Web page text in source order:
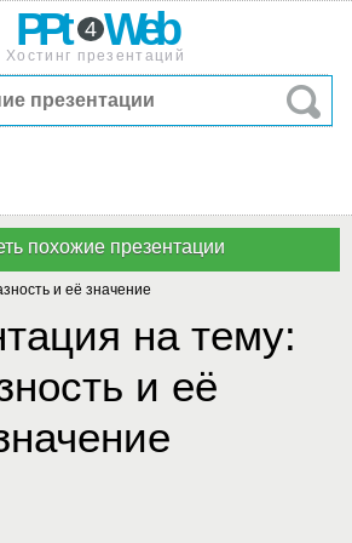
PPt 4 Web
Хостинг презентаций
и её значение
на тему:
и её